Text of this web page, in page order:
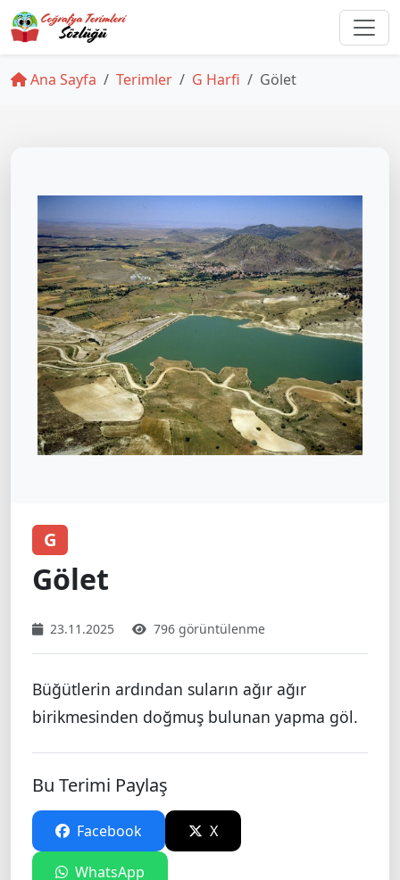
Ana Sayfa Terimler G Harfi Gölet
G
Gölet
23.11.2025 796 görüntülenme
Büğütlerin ardından suların ağır ağır
birikmesinden doğmuş bulunan yapma göl.
Bu Terimi Paylaş
Facebook X
WhatsApp